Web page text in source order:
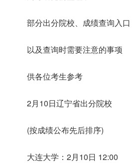
部分出分院校、成绩查询入口
以及查询时需要注意的事项
供各位考生参考
2月10日辽宁省出分院校
(按成绩公布先后排序)
大连大学：2月10日 12:00